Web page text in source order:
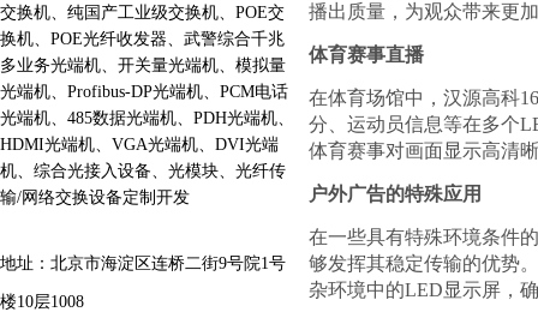
交换机、纯国产工业级交换机、POE交
换机、POE光纤收发器、武警综合千兆
多业务光端机、开关量光端机、模拟量
光端机、Profibus-DP光端机、PCM电话
光端机、485数据光端机、PDH光端机、
HDMI光端机、VGA光端机、DVI光端
机、综合光接入设备、光模块、光纤传
输/网络交换设备定制开发
地址： 北京市海淀区连桥二街9号院1号
楼10层1008
播出质量，为观众带来更
体育赛事直播
在体育场馆中，汉源高科
分、运动员信息等在多个
体育赛事对画面显示高清
户外广告的特殊应用
在一些具有特殊环境条件
够发挥其稳定传输的优势
杂环境中的LED显示屏，